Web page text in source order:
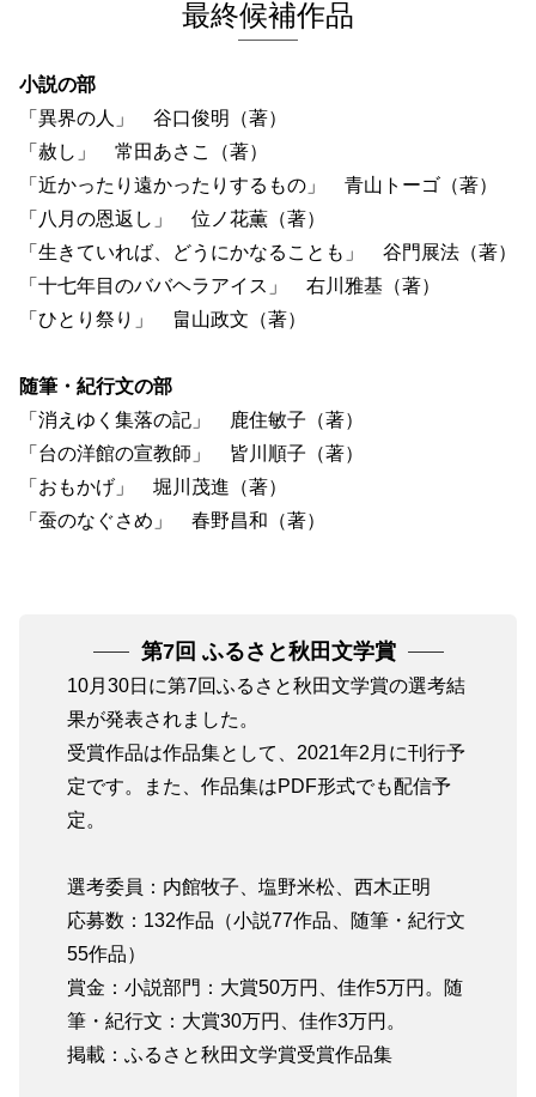
最終候補作品
小説の部
「異界の人」 谷口俊明（著）
「赦し」 常田あさこ（著）
「近かったり遠かったりするもの」 青山トーゴ（著）
「八月の恩返し」 位ノ花薫（著）
「生きていれば、どうにかなることも」 谷門展法（著）
「十七年目のババヘラアイス」 右川雅基（著）
「ひとり祭り」 畠山政文（著）
随筆・紀行文の部
「消えゆく集落の記」 鹿住敏子（著）
「台の洋館の宣教師」 皆川順子（著）
「おもかげ」 堀川茂進（著）
「蚕のなぐさめ」 春野昌和（著）
第7回 ふるさと秋田文学賞
10月30日に第7回ふるさと秋田文学賞の選考結
果が発表されました。
受賞作品は作品集として、2021年2月に刊行予
定です。また、作品集はPDF形式でも配信予
定。
選考委員：内館牧子、塩野米松、西木正明
応募数：132作品（小説77作品、随筆・紀行文
55作品）
賞金：小説部門：大賞50万円、佳作5万円。随
筆・紀行文：大賞30万円、佳作3万円。
掲載：ふるさと秋田文学賞受賞作品集